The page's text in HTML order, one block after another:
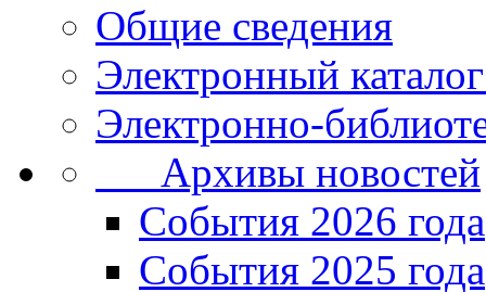
Общие сведения
Электронный
Электронно-
Архивы новостей
Cобытия 2026 года
События 2025 года